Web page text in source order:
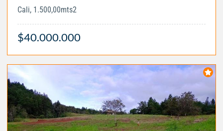
Cali, 1.500,00mts2
$40.000.000